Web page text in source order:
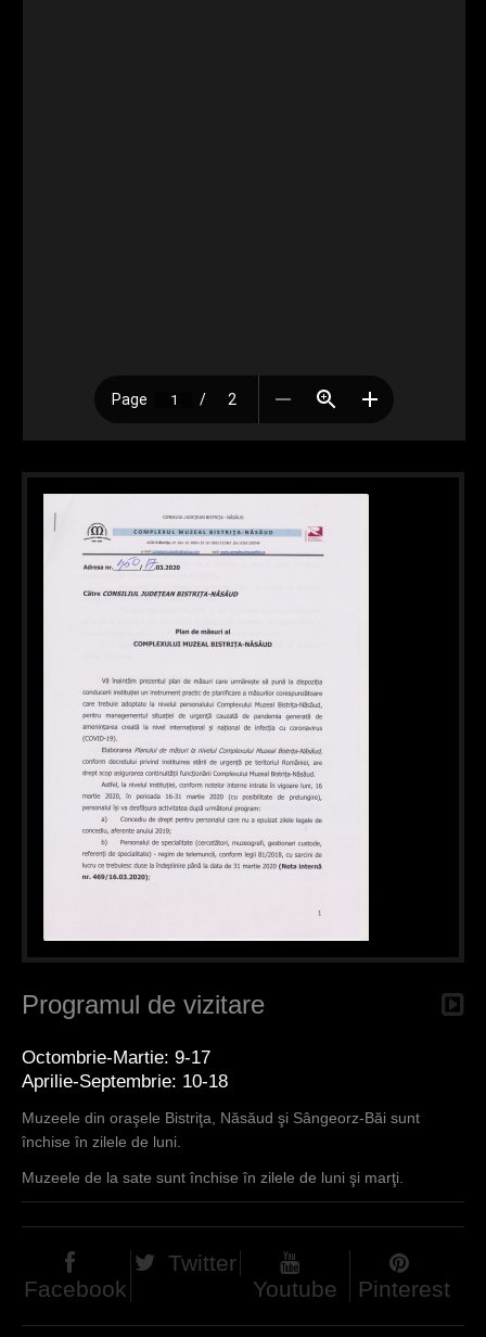
Programul de vizitare
Octombrie-Martie: 9-17
Aprilie-Septembrie: 10-18
Muzeele din oraşele Bistriţa, Năsăud şi Sângeorz-Băi sunt
închise în zilele de luni.
Muzeele de la sate sunt închise în zilele de luni şi marţi.
Facebook
Twitter
Youtube
Pinterest